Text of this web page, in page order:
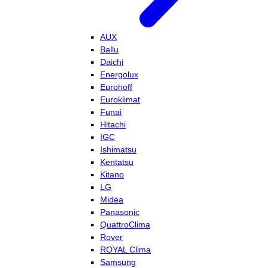
AUX
Ballu
Daichi
Energolux
Eurohoff
Euroklimat
Funai
Hitachi
IGC
Ishimatsu
Kentatsu
Kitano
LG
Midea
Panasonic
QuattroClima
Rover
ROYAL Clima
Samsung